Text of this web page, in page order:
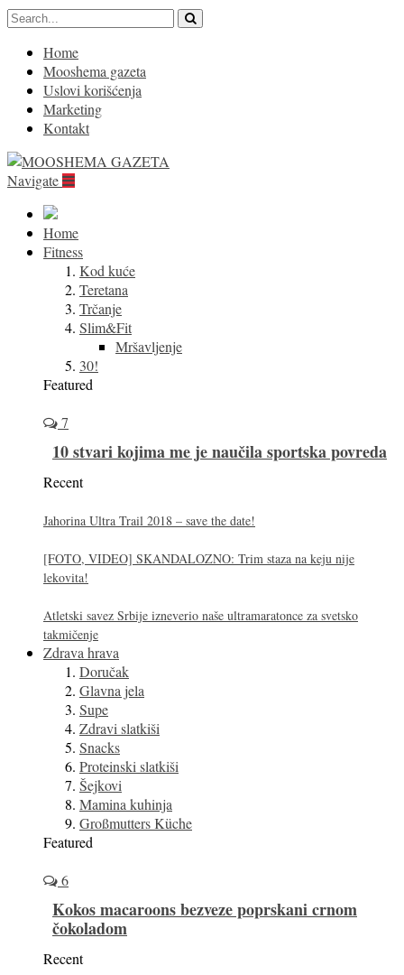
Home
Mooshema gazeta
Uslovi korišćenja
Marketing
Kontakt
Navigate
Home
Fitness
Kod kuće
Teretana
Trčanje
Slim&Fit
Mršavljenje
30!
Featured
7
10 stvari kojima me je naučila sportska povreda
Recent
Jahorina Ultra Trail 2018 – save the date!
[FOTO, VIDEO] SKANDALOZNO: Trim staza na keju nije
lekovita!
Atletski savez Srbije izneverio naše ultramaratonce za svetsko
takmičenje
Zdrava hrava
Doručak
Glavna jela
Supe
Zdravi slatkiši
Snacks
Proteinski slatkiši
Šejkovi
Mamina kuhinja
Großmutters Küche
Featured
6
Kokos macaroons bezveze poprskani crnom
čokoladom
Recent